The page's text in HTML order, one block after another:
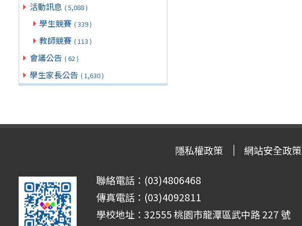
活動訊息 ( 5,088 )
學生競賽 ( 339 )
教師競賽 ( 113 )
會議公告 ( 62 )
學生家長公告 ( 1,630 )
隱私權政策 網站安全政策
聯絡電話：(03)4806468
傳真電話：(03)4092811
學校地址：32555 桃園市龍潭區武中路 227 號